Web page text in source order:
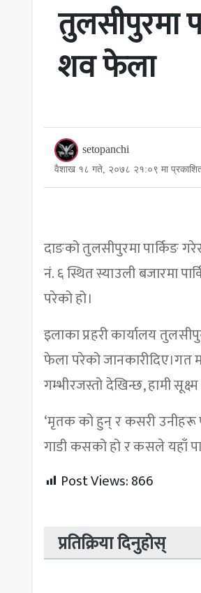
तुलसीपुरमा
शव फेला
setopanchi
वैशाख १८ गते, २०७८ २१:०९ मा
दाङको तुलसीपुरमा पार्किङ
नं. ६ स्थित स्याउली बजारमा
परेको हो।
इलाका प्रहरी कार्यालय
फेला परेको जानकारीदिए।गत
गम्भीरजस्तो देखिन्छ, हामी
‘मृतक को हुन् र कसरी उनीहरू
गाडी कसको हो र कसले यहाँ
Post Views:866
प्रतिक्रिया दिनुहोस्